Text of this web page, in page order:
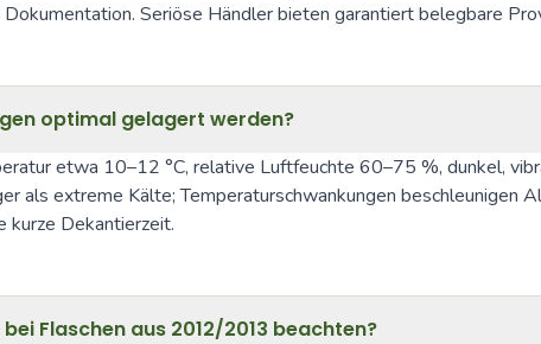
Seriöse Händler bieten garantiert belegbare
optimal gelagert werden?
etwa 10–12 °C, relative Luftfeuchte 60–75 %, dunkel,
als extreme Kälte; Temperaturschwankungen beschleunigen
kurze Dekantierzeit.
Flaschen aus 2012/2013 beachten?